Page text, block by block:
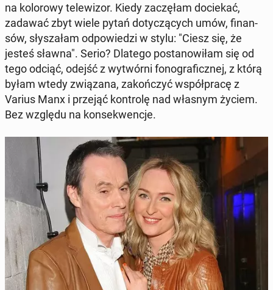
na ko­lo­ro­wy te­le­wi­zor. Kiedy za­czę­łam do­cie­kać,
zadawać zbyt wiele pytań do­ty­czą­cych umów, fi­nan­
sów, sły­sza­łam od­po­wie­dzi w stylu: "Ciesz się, że
jesteś sławna". Serio? Dlatego po­sta­no­wi­łam się od
tego odciąć, odejść z wy­twór­ni fo­no­gra­ficz­nej, z którą
byłam wtedy zwią­za­na, za­koń­czyć współ­pra­cę z
Varius Manx i przejąć kon­tro­lę nad własnym życiem.
Bez względu na kon­se­kwen­cje.